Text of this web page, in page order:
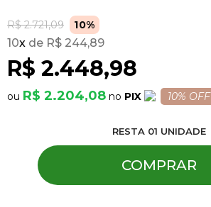
R$ 2.721,09 10%
R$ 2.448,98
10x R$ 244,89
R$ 2.204,08 PIX 10% OFF
RESTA 01 UNIDADE
COMPRAR
Pingentes
Pulseiras
Piercing
Pedras Preciosas
Presente